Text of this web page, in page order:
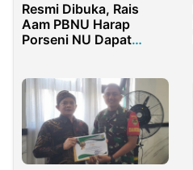
Resmi Dibuka, Rais
Aam PBNU Harap
Porseni NU Dapat